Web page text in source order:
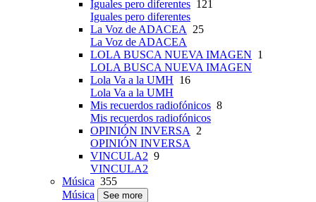
Iguales pero diferentes 121
Iguales pero diferentes
La Voz de ADACEA
25
La Voz de ADACEA
LOLA BUSCA NUEVA IMAGEN 1
LOLA BUSCA NUEVA IMAGEN
Lola Va a la UMH 16
Lola Va a la UMH
Mis recuerdos radiofónicos 8
Mis recuerdos radiofónicos
OPINIÓN INVERSA
2
OPINIÓN INVERSA
VINCULA2 9
VINCULA2
Música 355
Música
See more